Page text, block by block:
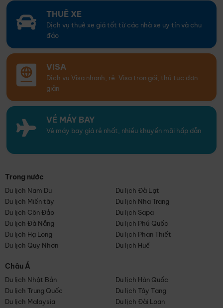
THUÊ XE
Dịch vụ thuê xe giá tốt từ các nhà xe uy tín và chu
đáo
VISA
Dịch vụ Visa nhanh, rẻ. Visa trọn gói, thủ tục đơn
giản
VÉ MÁY BAY
Vé máy bay giá rẻ nhất, nhiều khuyến mãi hấp dẫn
Trong nước
Du lịch Nam Du
Du lịch Đà Lạt
Du lịch Miền tây
Du lịch Nha Trang
Du lịch Côn Đảo
Du lịch Sapa
Du lịch Đà Nẵng
Du lịch Phú Quốc
Du lịch Hạ Long
Du lịch Phan Thiết
Du lịch Quy Nhơn
Du lịch Huế
Châu Á
Du lịch Nhật Bản
Du lịch Hàn Quốc
Du lịch Trung Quốc
Du lịch Tây Tạng
Du lịch Malaysia
Du lịch Đài Loan